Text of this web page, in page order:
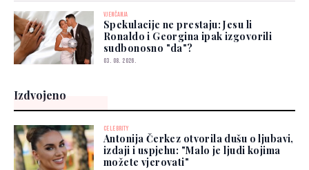
VJENČANJA
Spekulacije ne prestaju: Jesu li
Ronaldo i Georgina ipak izgovorili
sudbonosno "da"?
03. 08. 2026.
Izdvojeno
CELEBRITY
Antonija Čerkez otvorila dušu o ljubavi,
izdaji i uspjehu: "Malo je ljudi kojima
možete vjerovati"